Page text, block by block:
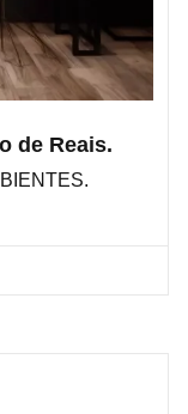
de Reais.
modelos